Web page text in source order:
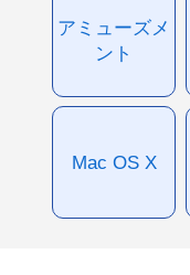
アミューズメ
ント
Mac OS X